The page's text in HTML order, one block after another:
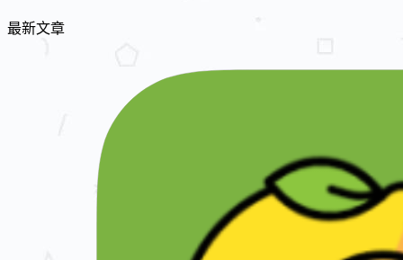
最新文章